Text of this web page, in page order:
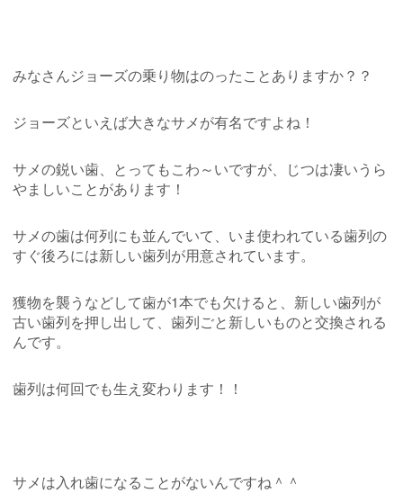
みなさんジョーズの乗り物はのったことありますか？？
ジョーズといえば大きなサメが有名ですよね！
サメの鋭い歯、とってもこわ～いですが、じつは凄いうら
やましいことがあります！
サメの歯は何列にも並んでいて、いま使われている歯列の
すぐ後ろには新しい歯列が用意されています。
獲物を襲うなどして歯が1本でも欠けると、新しい歯列が
古い歯列を押し出して、歯列ごと新しいものと交換される
んです。
歯列は何回でも生え変わります！！
サメは入れ歯になることがないんですね＾＾